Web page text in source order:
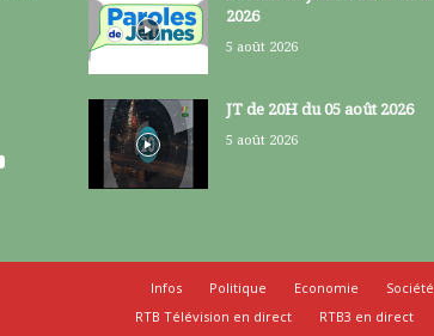
2026
5 août 2026
JT de 20H du 05 août 2026
5 août 2026
Infos Politique Economie Société
RTB Télévision en direct
RTB3 en direct